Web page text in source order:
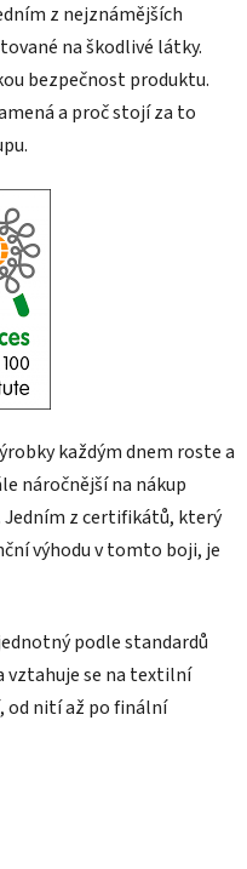
z nejznámějších
na škodlivé látky.
bezpečnost produktu.
a proč stojí za to
každým dnem roste a
náročnější na nákup
z certifikátů, který
výhodu v tomto boji, je
podle standardů
vztahuje se na textilní
od nití až po finální